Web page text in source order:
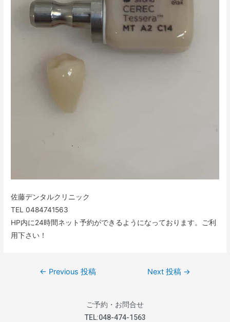
佐藤デンタルクリニック
TEL 0484741563
HP内に24時間ネット予約ができるようになっております。ご利
用下さい！
← Previous 投稿 Next 投稿 →
ご予約・お問合せ
TEL:048-474-1563